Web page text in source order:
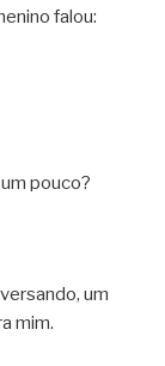
falou:
pouco?
um
mim.